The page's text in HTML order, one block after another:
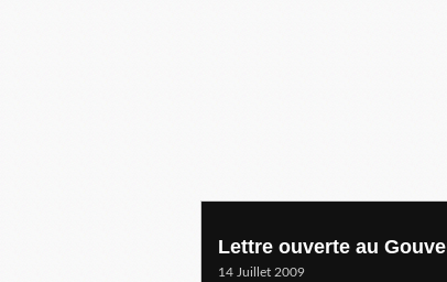
Lettre ouverte au
14 Juillet 2009